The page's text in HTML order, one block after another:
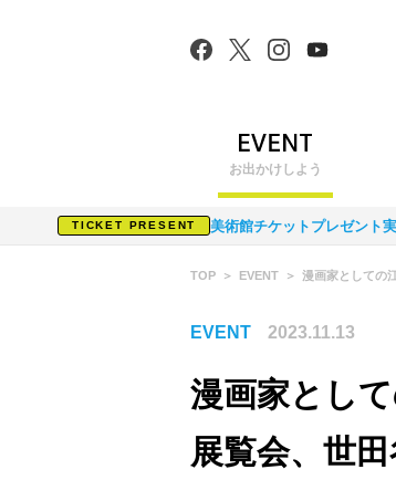
お出かけしよう
TICKET PRESENT 美術館チケットプレゼント
TOP EVENT 漫画家としての
EVENT 2023.11.13
漫画家とし
展覧会、世